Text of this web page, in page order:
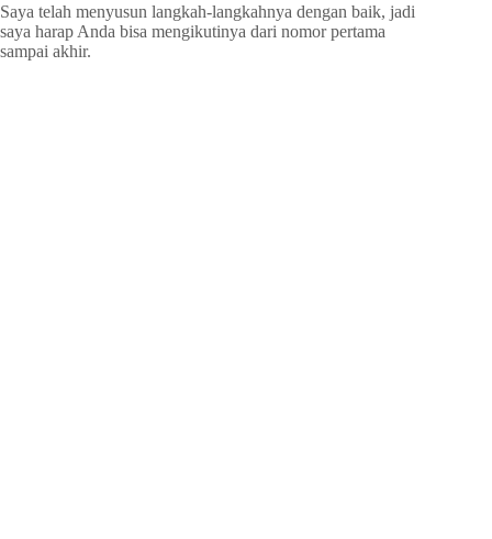
Saya telah menyusun langkah-langkahnya dengan baik, jadi
saya harap Anda bisa mengikutinya dari nomor pertama
sampai akhir.